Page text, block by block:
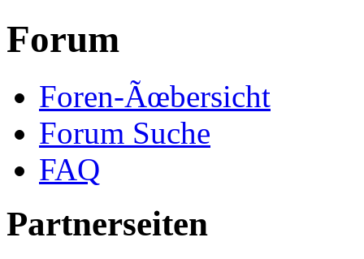
Forum
Foren-Ãœbersicht
Forum Suche
FAQ
Partnerseiten